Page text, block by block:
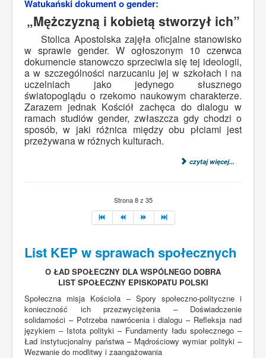
Watukański dokument o gender:
„Mężczyzną i kobietą stworzył ich”
Stolica Apostolska zajęła oficjalne stanowisko
w sprawie gender. W ogłoszonym 10 czerwca
dokumencie stanowczo sprzeciwia się tej ideologii,
a w szczególności narzucaniu jej w szkołach i na
uczelniach jako jedynego słusznego
światopoglądu o rzekomo naukowym charakterze.
Zarazem jednak Kościół zachęca do dialogu w
ramach studiów gender, zwłaszcza gdy chodzi o
sposób, w jaki różnica między obu płciami jest
przeżywana w różnych kulturach.
czytaj więcej...
Strona 8 z 35
List KEP w sprawach społecznych
O ŁAD SPOŁECZNY DLA WSPÓLNEGO DOBRA
LIST SPOŁECZNY EPISKOPATU POLSKI
Społeczna misja Kościoła – Spory społeczno-polityczne i
konieczność ich przezwyciężenia – Doświadczenie
solidarności – Potrzeba nawrócenia i dialogu – Refleksja nad
językiem – Istota polityki – Fundamenty ładu społecznego –
Ład instytucjonalny państwa – Mądrościowy wymiar polityki –
Wezwanie do modlitwy i zaangażowania